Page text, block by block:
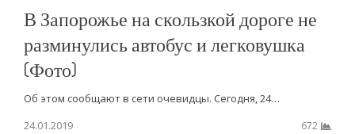
В Запорожье на скользкой дороге не
разминулись автобус и легковушка
(Фото)
Об этом сообщают в сети очевидцы. Сегодня, 24…
24.01.2019
672